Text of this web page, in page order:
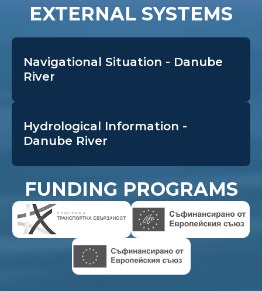
EXTERNAL SYSTEMS
Navigational Situation - Danube
River
Hydrological Information -
Danube River
FUNDING PROGRAMS